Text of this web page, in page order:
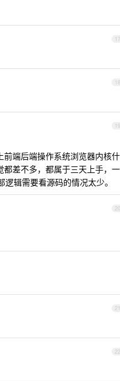
17
18
19
端后端操作系统浏览器内核什
差不多，都属于三天上手，一
辑需要看源码的情况太少。
20
21
22